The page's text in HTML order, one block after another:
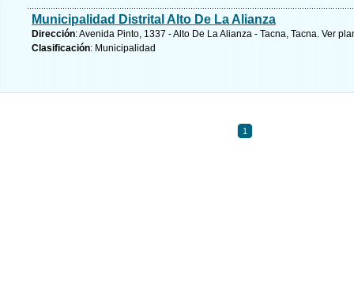
Municipalidad Distrital Alto De La Alianza
Dirección: Avenida Pinto, 1337 - Alto De La Alianza - Tacna, Tacna. Ver
Clasificación: Municipalidad
1